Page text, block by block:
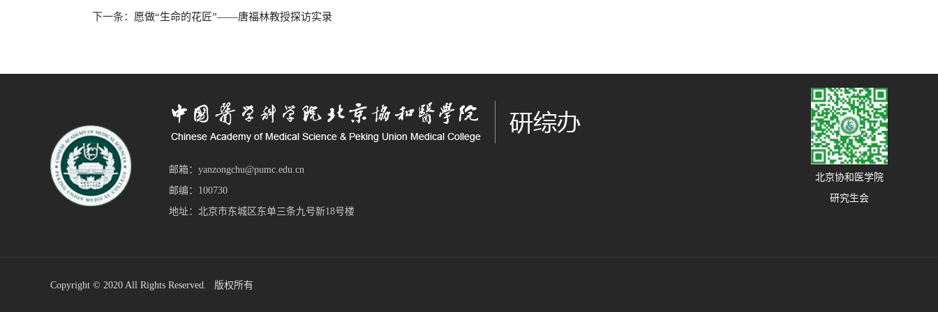
下一条： 愿做“生命的花匠”——唐福林教授探访实录
邮箱：yanzongchu@pumc.edu.cn
邮编：100730
地址：北京市东城区东单三条九号新18号楼
北京协和医学院
研究生会
Copyright © 2020 All Rights Reserved. 版权所有